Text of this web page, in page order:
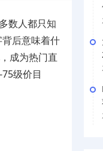
数人都只知
背后意味着什
成为热门直
级价目